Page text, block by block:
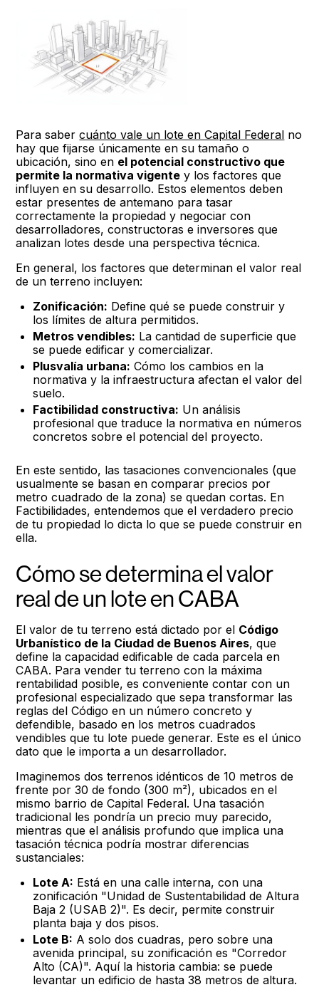
Para sabercuánto vale un lote en Capital Federal no
hay que fijarse únicamente en su tamaño o
ubicación, sino en el potencial constructivo que
permite la normativa vigente y los factores que
influyen en su desarrollo. Estos elementos deben
estar presentes de antemano para tasar
correctamente la propiedad y negociar con
desarrolladores, constructoras e inversores que
analizan lotes desde una perspectiva técnica.
En general, los factores que determinan el valor real
de un terreno incluyen:
Zonificación: Define qué se puede construir y
los límites de altura permitidos.
Metros vendibles: La cantidad de superficie que
se puede edificar y comercializar.
Plusvalía urbana: Cómo los cambios en la
normativa y la infraestructura afectan el valor del
suelo.
Factibilidad constructiva: Un análisis
profesional que traduce la normativa en números
concretos sobre el potencial del proyecto.
En este sentido, las tasaciones convencionales (que
usualmente se basan en comparar precios por
metro cuadrado de la zona) se quedan cortas. En
Factibilidades, entendemos que el verdadero precio
de tu propiedad lo dicta lo que se puede construir en
ella.
Cómo se determina el valor
real de un lote en CABA
El valor de tu terreno está dictado por el Código
Urbanístico de la Ciudad de Buenos Aires, que
define la capacidad edificable de cada parcela en
CABA. Para vender tu terreno con la máxima
rentabilidad posible, es conveniente contar con un
profesional especializado que sepa transformar las
reglas del Código en un número concreto y
defendible, basado en los metros cuadrados
vendibles que tu lote puede generar. Este es el único
dato que le importa a un desarrollador.
Imaginemos dos terrenos idénticos de 10 metros de
frente por 30 de fondo (300 m²), ubicados en el
mismo barrio de Capital Federal. Una tasación
tradicional les pondría un precio muy parecido,
mientras que el análisis profundo que implica una
tasación técnica podría mostrar diferencias
sustanciales:
Lote A: Está en una calle interna, con una
zonificación "Unidad de Sustentabilidad de Altura
Baja 2 (USAB 2)". Es decir, permite construir
planta baja y dos pisos.
Lote B: A solo dos cuadras, pero sobre una
avenida principal, su zonificación es "Corredor
Alto (CA)". Aquí la historia cambia: se puede
levantar un edificio de hasta 38 metros de altura.